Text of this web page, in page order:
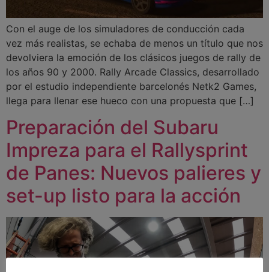
Con el auge de los simuladores de conducción cada
vez más realistas, se echaba de menos un título que nos
devolviera la emoción de los clásicos juegos de rally de
los años 90 y 2000. Rally Arcade Classics, desarrollado
por el estudio independiente barcelonés Netk2 Games,
llega para llenar ese hueco con una propuesta que […]
Preparación del Subaru
Impreza para el Rallysprint
de Panes: Nuevos palieres y
set-up listo para la acción